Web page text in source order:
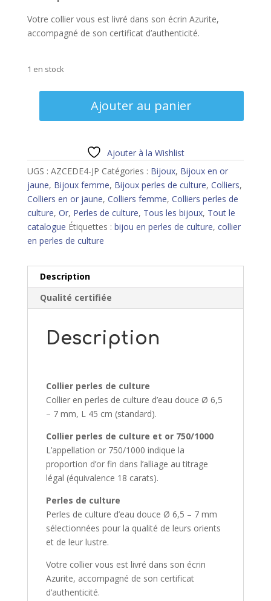
Votre collier vous est livré dans son écrin Azurite,
accompagné de son certificat d’authenticité.
1 en stock
culture
Ajouter au panier
Ajouter à la Wishlist
UGS : AZCEDE4-JP Catégories : Bijoux, Bijoux en or
jaune, Bijoux femme, Bijoux perles de culture, Colliers,
Colliers en or jaune, Colliers femme, Colliers perles de
culture, Or, Perles de culture, Tous les bijoux, Tout le
catalogue Étiquettes : bijou en perles de culture, collier
en perles de culture
Description
Qualité certifiée
Description
Collier perles de culture
Collier en perles de culture d’eau douce Ø 6,5
– 7 mm, L 45 cm (standard).
Collier perles de culture et or 750/1000
L’appellation or 750/1000 indique la
proportion d’or fin dans l’alliage au titrage
légal (équivalence 18 carats).
Perles de culture
Perles de culture d’eau douce Ø 6,5 – 7 mm
sélectionnées pour la qualité de leurs orients
et de leur lustre.
Votre collier vous est livré dans son écrin
Azurite, accompagné de son certificat
d’authenticité.